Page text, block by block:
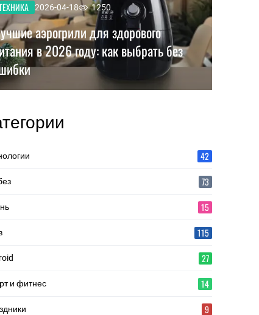
2026-04-18 1250
аэрогрили для здорового
в 2026 году: как выбрать без
42
73
15
115
27
и фитнес 14
9